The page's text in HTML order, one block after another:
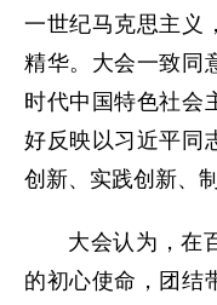
一世纪马克思主义
精华。大会一致同
时代中国特色社会
好反映以习近平同
创新、实践创新、
大会认为，在
的初心使命，团结